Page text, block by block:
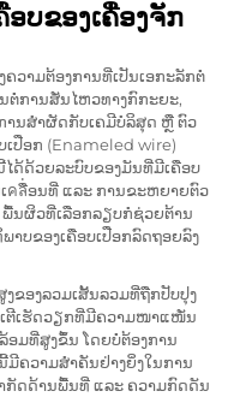
ບຂອງເຄື່ອງຈັກ
ຄວາມຕ້ອງການທີ່ເປັນເອກະລັກຕໍ່
ຕໍ່ການສັ່ນໄຫວທາງກົກະຍະ,
ານສຳຜັດກັບເຄມີບໍລິສຸດ ຫຼື ຕົວ
ເປືອກ (Enameled wire)
ດ້ດ້ວຍລະບົບຂອງມັນທີ່ມີເຄືອບ
คลື່ອນທີ່ ແລະ ການຂະຫຍາຍຕົວ
ນຜິວທີ່ເລືອກລຽບກໍຊ່ວຍຕ້ານ
າບຂອງເຄືອບເປືອກລົດຖອຍລົງ
ຂອງລວມເສັ້ນລວມທີ່ຖືກປັບປຸງ
ຕີເຮັດວຽກທີ່ມີຄວາມໜາແໜັ່ນ
ມທີ່ສູງຂຶ້ນ ໂດຍບໍ່ຕ້ອງການ
ມີຄວາມສຳຄັນຢ່າງຍິ່ງໃນການ
ກັດດ້ານພື້ນທີ່ ແລະ ຄວາມກົດດັນ